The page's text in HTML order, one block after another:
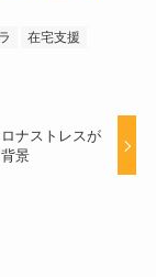
在宅支援
ナストレスが
景